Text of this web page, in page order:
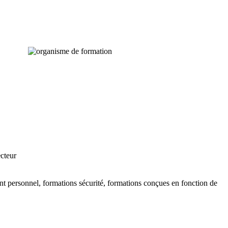
personnel, formations sécurité, formations conçues en fonction de